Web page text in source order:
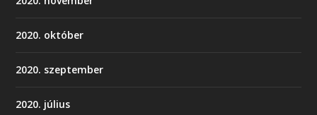
2020. október
2020. szeptember
2020. július